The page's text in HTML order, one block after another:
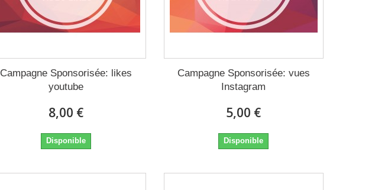
Campagne Sponsorisée: likes
youtube
8,00 €
Disponible
Campagne Sponsorisée: vues
Instagram
5,00 €
Disponible